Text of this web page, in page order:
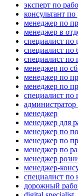
эксперт по
консультант по
менеджер по
менеджер в
специалист по
специалист по
специалист по
менеджер по
менеджер по
менеджер по
специалист по
администратор
менеджер
менеджер для
менеджер по
менеджер по
менеджер по
менеджер
менеджер-
специалист по
дорожный